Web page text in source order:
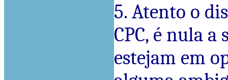
5. Atento o
CPC, é nula
estejam em